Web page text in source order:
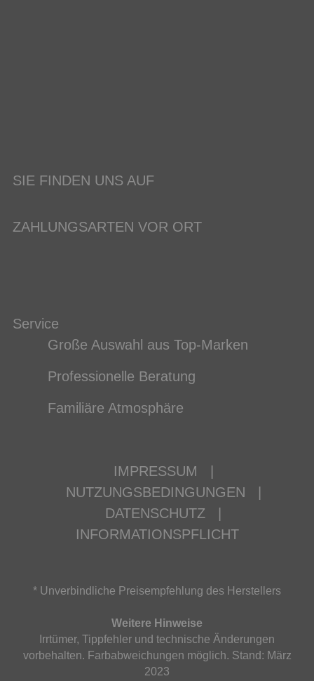
SIE FINDEN UNS AUF
ZAHLUNGSARTEN VOR ORT
Service
Große Auswahl aus Top-Marken
Professionelle Beratung
Familiäre Atmosphäre
IMPRESSUM
NUTZUNGSBEDINGUNGEN
DATENSCHUTZ
INFORMATIONSPFLICHT
* Unverbindliche Preisempfehlung des Herstellers
Weitere Hinweise
Irrtümer, Tippfehler und technische Änderungen
vorbehalten. Farbabweichungen möglich. Stand: März
2023